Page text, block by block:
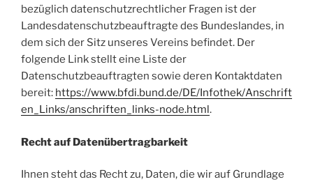
bezüglich datenschutzrechtlicher Fragen ist der
Landesdatenschutzbeauftragte des Bundeslandes, in
dem sich der Sitz unseres Vereins befindet. Der
folgende Link stellt eine Liste der
Datenschutzbeauftragten sowie deren Kontaktdaten
bereit: https://www.bfdi.bund.de/DE/Infothek/Anschrift
en_Links/anschriften_links-node.html .
Recht auf Datenübertragbarkeit
Ihnen steht das Recht zu, Daten, die wir auf Grundlage